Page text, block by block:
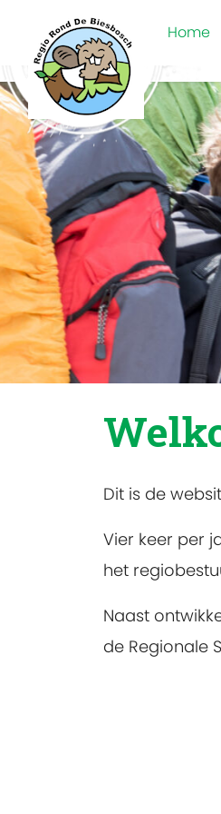
Home
Dit is de
Vier keer per
het
Naast
de Regionale